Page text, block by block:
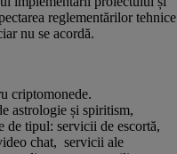
reglementărilor tehnice
nu se acordă.
criptomonede.
astrologie și spiritism,
de tipul: servicii de escortă,
chat, servicii ale